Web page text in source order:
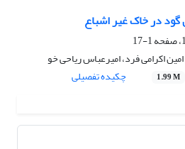
گود در خاک غیر اشباع
1-17
اکرامی فرد، امیرعباس ریاحی خو
1.99 M چکیده تفصیلی